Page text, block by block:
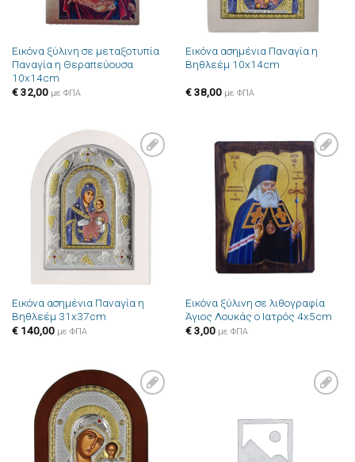
Εικόνα ξύλινη σε μεταξοτυπία
Παναγία η Θεραπεύουσα
10x14cm
€32,00 με ΦΠΑ
Εικόνα ασημένια Παναγία η
Βηθλεέμ 10x14cm
€38,00 με ΦΠΑ
Πρόσθήκη
στην λίστα
επιθυμιών
Εικόνα ασημένια Παναγία η
Βηθλεέμ 31x37cm
€140,00 με ΦΠΑ
Πρόσθήκη
στην λίστα
επιθυμιών
Εικόνα ξύλινη σε λιθογραφία
Άγιος Λουκάς ο Ιατρός 4x5cm
€3,00 με ΦΠΑ
Πρόσθήκη
στην λίστα
επιθυμιών
στην λίστα